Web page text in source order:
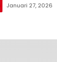
Januari 27, 2026